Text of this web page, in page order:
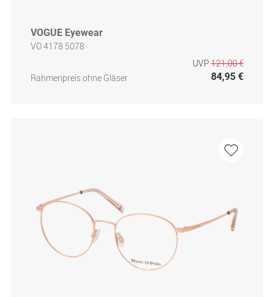
VOGUE Eyewear
VO 4178 5078
Rahmenpreis ohne Gläser
UVP 121,00 €
84,95 €